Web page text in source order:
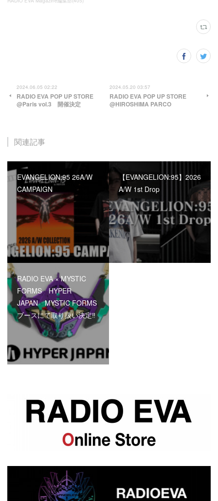
2024.06.05 02:22
RADIO EVA POP UP STORE
@Paris vol.3 開催決定
2024.05.20 03:57
RADIO EVA POP UP STORE
@HIROSHIMA PARCO
関連記事
EVANGELION:95 26A/W
CAMPAIGN
【EVANGELION:95】2026
A/W 1st Drop
RADIO EVA × MYSTIC
FORMS HYPER
JAPAN MYSTIC FORMS
ブースにて取り扱い決定‼︎